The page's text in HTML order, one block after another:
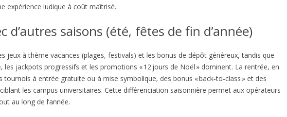
expérience ludique à coût maîtrisé.
d’autres saisons (été, fêtes de fin d’année)
jeux à thème vacances (plages, festivals) et les bonus de dépôt généreux, tandis que
les jackpots progressifs et les promotions « 12 jours de Noël » dominent. La rentrée, en
tournois à entrée gratuite ou à mise symbolique, des bonus « back‑to‑class » et des
les campus universitaires. Cette différenciation saisonnière permet aux opérateurs
au long de l’année.